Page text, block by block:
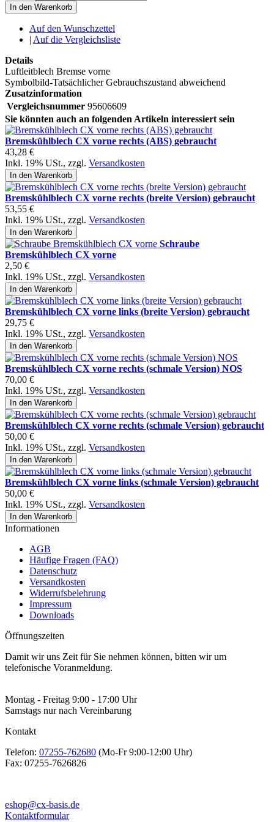
In den Warenkorb
Auf den Wunschzettel
| Auf die Vergleichsliste
Details
Luftleitblech Bremse vorne
Symbolbild-Tatsächlicher Gebrauchszustand abweichend
Zusatzinformation
Vergleichsnummer 95606609
Sie könnten auch an folgenden Artikeln interessiert sein
Bremskühlblech CX vorne rechts (ABS) gebraucht
43,28 €
Inkl. 19% USt., zzgl. Versandkosten
In den Warenkorb
Bremskühlblech CX vorne rechts (breite Version) gebraucht
53,55 €
Inkl. 19% USt., zzgl. Versandkosten
In den Warenkorb
Schraube
Bremskühlblech CX vorne
2,50 €
Inkl. 19% USt., zzgl. Versandkosten
In den Warenkorb
Bremskühlblech CX vorne links (breite Version) gebraucht
29,75 €
Inkl. 19% USt., zzgl. Versandkosten
In den Warenkorb
Bremskühlblech CX vorne rechts (schmale Version) NOS
70,00 €
Inkl. 19% USt., zzgl. Versandkosten
In den Warenkorb
Bremskühlblech CX vorne rechts (schmale Version) gebraucht
50,00 €
Inkl. 19% USt., zzgl. Versandkosten
In den Warenkorb
Bremskühlblech CX vorne links (schmale Version) gebraucht
50,00 €
Inkl. 19% USt., zzgl. Versandkosten
In den Warenkorb
Informationen
AGB
Häufige Fragen (FAQ)
Datenschutz
Versandkosten
Widerrufsbelehrung
Impressum
Downloads
Öffnungszeiten
Damit wir uns Zeit für Sie nehmen können, bitten wir um
telefonische Voranmeldung.
Montag - Freitag 9:00 - 17:00 Uhr
Samstags nur nach Vereinbarung
Kontakt
Telefon: 07255-762680 (Mo-Fr 9:00-12:00 Uhr)
Fax: 07255-7626826
eshop@cx-basis.de
Kontaktformular